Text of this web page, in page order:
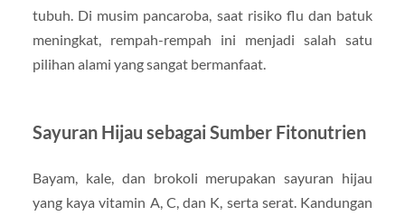
tubuh. Di musim pancaroba, saat risiko flu dan batuk
meningkat, rempah-rempah ini menjadi salah satu
pilihan alami yang sangat bermanfaat.
Sayuran Hijau sebagai Sumber Fitonutrien
Bayam, kale, dan brokoli merupakan sayuran hijau
yang kaya vitamin A, C, dan K, serta serat. Kandungan